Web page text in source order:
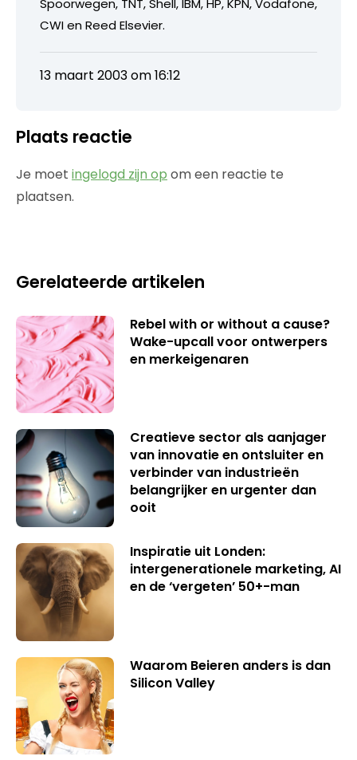
CWI en Reed Elsevier.
13 maart 2003 om 16:12
Plaats reactie
Je moet ingelogd zijn op om een reactie te
plaatsen.
Gerelateerde artikelen
Rebel with or without a cause?
Wake-upcall voor ontwerpers
en merkeigenaren
Creatieve sector als aanjager
van innovatie en ontsluiter en
verbinder van industrieën
belangrijker en urgenter dan
ooit
Inspiratie uit Londen:
intergenerationele marketing, AI
en de ‘vergeten’ 50+-man
Waarom Beieren anders is dan
Silicon Valley